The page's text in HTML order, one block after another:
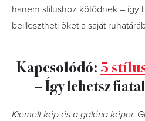
hanem stílushoz kötődnek – így
beillesztheti őket a saját
Kapcsolódó:5
– Így lehetsz
Kiemelt kép és a galéria képei: